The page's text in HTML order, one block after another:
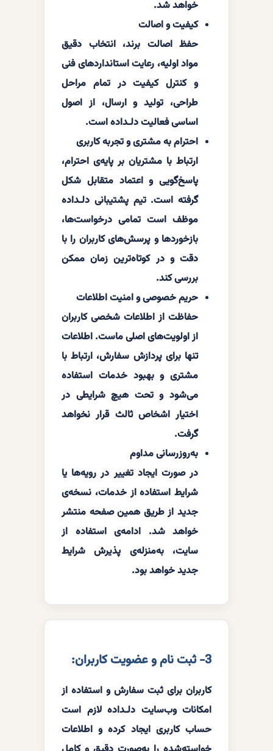
خواهد شد.
کیفیت و اصالت
حفظ اصالت برند، انتخاب دقیق
مواد اولیه، رعایت استانداردهای فنی
و کنترل کیفیت در تمام مراحل
طراحی، تولید و ارسال، از اصول
اساسی فعالیت دلـداده است.
احترام به مشتری و تجربه کاربری
ارتباط با مشتریان بر پایه‌ی احترام،
پاسخ‌گویی و اعتماد متقابل شکل
گرفته است. تیم پشتیبانی دلـداده
موظف است تمامی درخواست‌ها،
بازخوردها و پرسش‌های کاربران را با
دقت و در کوتاه‌ترین زمان ممکن
بررسی کند.
حریم خصوصی و امنیت اطلاعات
حفاظت از اطلاعات شخصی کاربران
از اولویت‌های اصلی ماست. اطلاعات
تنها برای پردازش سفارش، ارتباط با
مشتری و بهبود خدمات استفاده
می‌شود و تحت هیچ شرایطی در
اختیار اشخاص ثالث قرار نخواهد
گرفت.
به‌روزرسانی مداوم
در صورت ایجاد تغییر در رویه‌ها یا
شرایط استفاده از خدمات، نسخه‌ی
جدید از طریق همین صفحه منتشر
خواهد شد. ادامه‌ی استفاده از
سایت، به‌منزله‌ی پذیرش شرایط
جدید خواهد بود.
3- ثبت نام و عضویت کاربران:
کاربران برای ثبت سفارش و استفاده از
امکانات وب‌سایت دلـداده لازم است
حساب کاربری ایجاد کرده و اطلاعات